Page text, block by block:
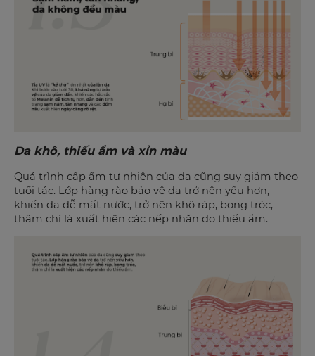
Da khô, thiếu ẩm và xỉn màu
Quá trình cấp ẩm tự nhiên của da cũng suy giảm theo
tuổi tác. Lớp hàng rào bảo vệ da trở nên yếu hơn,
khiến da dễ mất nước, trở nên khô ráp, bong tróc,
thậm chí là xuất hiện các nếp nhăn do thiếu ẩm.